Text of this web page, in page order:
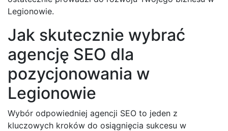
Legionowie.
Jak skutecznie wybrać
agencję SEO dla
pozycjonowania w
Legionowie
Wybór odpowiedniej agencji SEO to jeden z
kluczowych kroków do osiągnięcia sukcesu w